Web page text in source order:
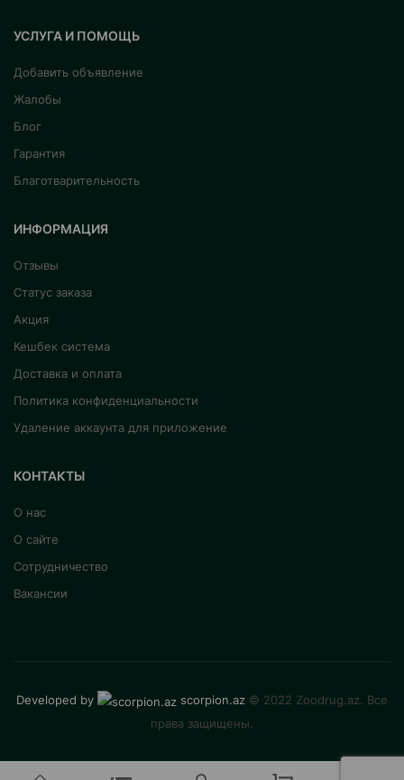
УСЛУГА И ПОМОЩЬ
Добавить объявление
Жалобы
Блог
Гарантия
Благотварительность
ИНФОРМАЦИЯ
Отзывы
Статус заказа
Акция
Кешбек система
Доставка и оплата
Политика конфиденциальности
Удаление аккаунта для приложение
КОНТАКТЫ
О нас
О сайте
Сотрудничество
Вакансии
Developed by scorpion.az © 2022 Zoodrug.az. Все
права защищены.